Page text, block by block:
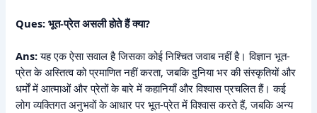
Ques: भूत-प्रेत असली होते हैं क्या?
Ans:यह एक ऐसा सवाल है जिसका कोई निश्चित जवाब नहीं है। विज्ञान भूत-
प्रेत के अस्तित्व को प्रमाणित नहीं करता, जबकि दुनिया भर की संस्कृतियों और
धर्मों में आत्माओं और प्रेतों के बारे में कहानियाँ और विश्वास प्रचलित हैं। कई
लोग व्यक्तिगत अनुभवों के आधार पर भूत-प्रेत में विश्वास करते हैं, जबकि अन्य